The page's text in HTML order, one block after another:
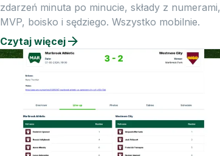
zdarzeń minuta po minucie, składy z numerami,
MVP, boisko i sędziego. Wszystko mobilnie.
Czytaj więcej